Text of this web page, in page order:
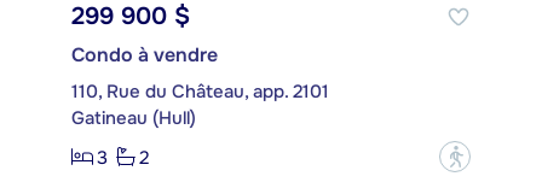
299 900 $
Condo à vendre
110, Rue du Château, app. 2101
Gatineau (Hull)
3
2 ?